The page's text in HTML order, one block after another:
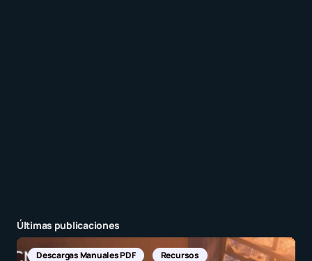
Últimas publicaciones
Descargas Manuales PDF Recursos